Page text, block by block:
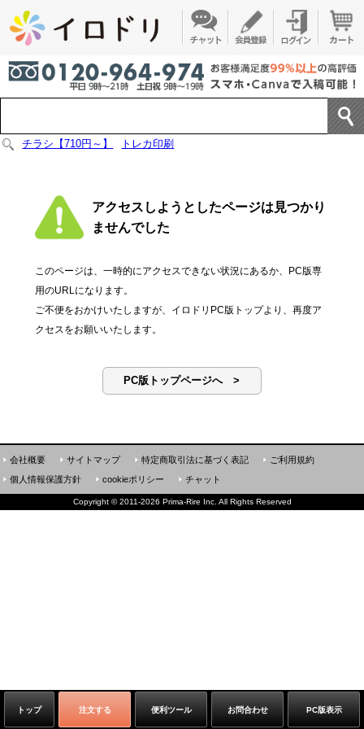
チラシ【710円～】 トレカ印刷
アクセスしようとしたページは見つかり
ませんでした
このページは、一時的にアクセスできない状況にあるか、PC版専
用のURLになります。
ご不便をおかけいたしますが、イロドリPC版トップより、再度ア
クセスをお願いいたします。
PC版トップページへ >
トップ 注文する 便利ツール お問合わせ PC版表示
会社概要 サイトマップ 特定商取引法に基づく表記
ご利用規約
個人情報保護方針
cookieポリシー チャット
Copyright ©2011-2026 Prima-Rire Inc. All Rights Reserved